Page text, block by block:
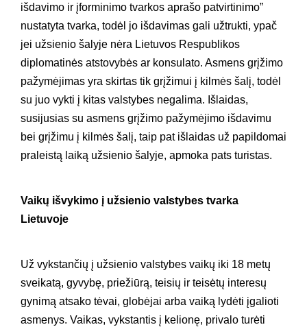
išdavimo ir įforminimo tvarkos aprašo patvirtinimo”
nustatyta tvarka, todėl jo išdavimas gali užtrukti, ypač
jei užsienio šalyje nėra Lietuvos Respublikos
diplomatinės atstovybės ar konsulato. Asmens grįžimo
pažymėjimas yra skirtas tik grįžimui į kilmės šalį, todėl
su juo vykti į kitas valstybes negalima. Išlaidas,
susijusias su asmens grįžimo pažymėjimo išdavimu
bei grįžimu į kilmės šalį, taip pat išlaidas už papildomai
praleistą laiką užsienio šalyje, apmoka pats turistas.
Vaikų išvykimo į užsienio valstybes tvarka
Lietuvoje
Už vykstančių į užsienio valstybes vaikų iki 18 metų
sveikatą, gyvybę, priežiūrą, teisių ir teisėtų interesų
gynimą atsako tėvai, globėjai arba vaiką lydėti įgalioti
asmenys. Vaikas, vykstantis į kelionę, privalo turėti